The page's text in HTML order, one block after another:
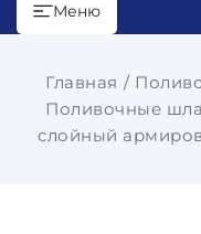
Меню
Главная
Поливочные
слойный